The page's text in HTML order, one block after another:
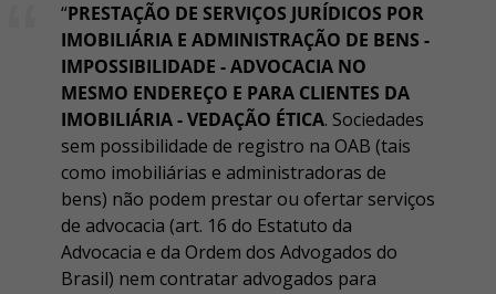
“PRESTAÇÃO DE SERVIÇOS JURÍDICOS POR
IMOBILIÁRIA E ADMINISTRAÇÃO DE BENS -
IMPOSSIBILIDADE - ADVOCACIA NO
MESMO ENDEREÇO E PARA CLIENTES DA
IMOBILIÁRIA - VEDAÇÃO ÉTICA. Sociedades
sem possibilidade de registro na OAB (tais
como imobiliárias e administradoras de
bens) não podem prestar ou ofertar serviços
de advocacia (art. 16 do Estatuto da
Advocacia e da Ordem dos Advogados do
Brasil) nem contratar advogados para